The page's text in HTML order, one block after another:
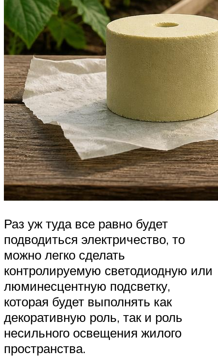
Раз уж туда все равно будет
подводиться электричество, то
можно легко сделать
контролируемую светодиодную или
люминесцентную подсветку,
которая будет выполнять как
декоративную роль, так и роль
несильного освещения жилого
пространства.